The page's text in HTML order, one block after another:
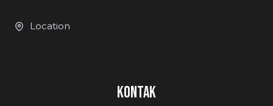
Location
KONTAK